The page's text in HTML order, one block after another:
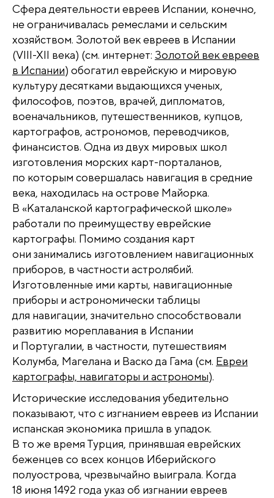
Сфера деятельности евреев Испании, конечно,
не ограничивалась ремеслами и сельским
хозяйством. Золотой век евреев в Испании
(VIII-XII века) (см. интернет: Золотой век евреев
в Испании) обогатил еврейскую и мировую
культуру десятками выдающихся ученых,
философов, поэтов, врачей, дипломатов,
военачальников, путешественников, купцов,
картографов, астрономов, переводчиков,
финансистов. Одна из двух мировых школ
изготовления морских карт-порталанов,
по которым совершалась навигация в средние
века, находилась на острове Майорка.
В «Каталанской картографической школе»
работали по преимуществу еврейские
картографы. Помимо создания карт
они занимались изготовлением навигационных
приборов, в частности астролябий.
Изготовленные ими карты, навигационные
приборы и астрономически таблицы
для навигации, значительно способствовали
развитию мореплавания в Испании
и Португалии, в частности, путешествиям
Колумба, Магелана и Васко да Гама (см. Евреи
картографы, навигаторы и астрономы).
Исторические исследования убедительно
показывают, что с изгнанием евреев из Испании
испанская экономика пришла в упадок.
В то же время Турция, принявшая еврейских
беженцев со всех концов Иберийского
полуострова, чрезвычайно выиграла. Когда
18 июня 1492 года указ об изгнании евреев